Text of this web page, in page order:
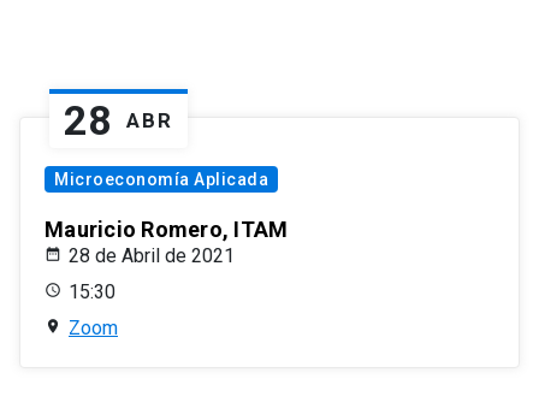
28 ABR
Microeconomía Aplicada
Mauricio Romero, ITAM
28 de Abril de 2021
15:30
Zoom